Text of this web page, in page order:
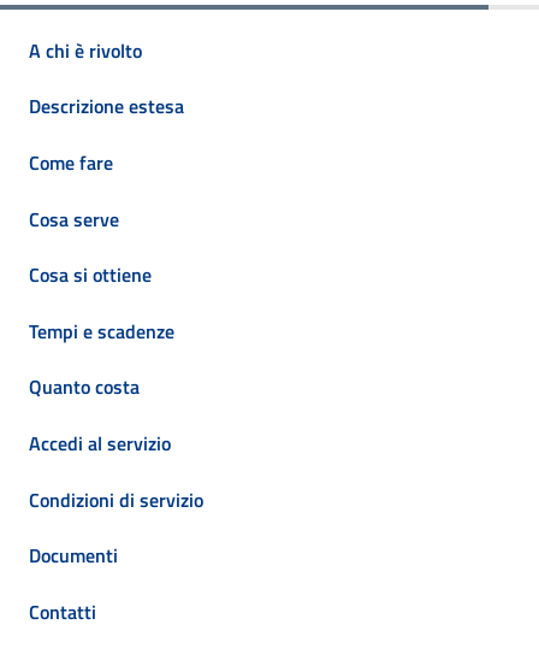
A chi è rivolto
Descrizione estesa
Come fare
Cosa serve
Cosa si ottiene
Tempi e scadenze
Quanto costa
Accedi al servizio
Condizioni di servizio
Documenti
Contatti